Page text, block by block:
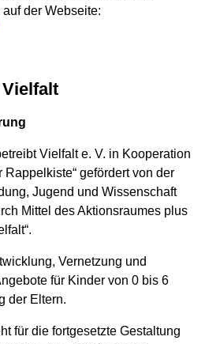
der Webseite:
Vielfalt
Vielfalt e. V. in Kooperation
Rappelkiste“ gefördert von der
Jugend und Wissenschaft
Mittel des Aktionsraumes plus
Vernetzung und
für Kinder von 0 bis 6
der Eltern.
für die fortgesetzte Gestaltung